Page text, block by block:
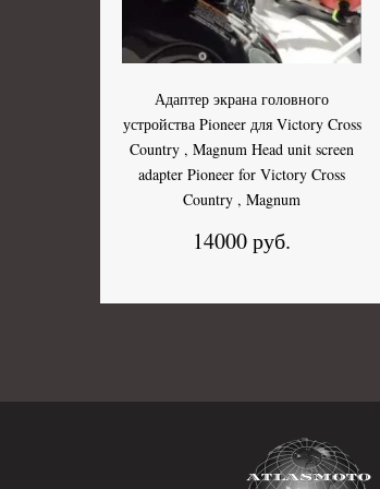
Адаптер экрана головного
устройства Pioneer для Victory Cross
Country , Magnum Head unit screen
adapter Pioneer for Victory Cross
Country , Magnum
14000 руб.